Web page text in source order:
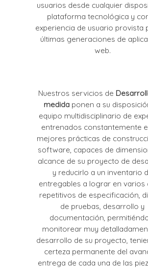
usuarios desde cualquier
plataforma tecnológica y
experiencia de usuario provista
últimas generaciones de
web.
Nuestros servicios de
medidaponen a su
equipo multidisciplinario de
entrenados constantemente
mejores prácticas de
software, capaces de
alcance de su proyecto de
y reducirlo a un inventario
entregables a lograr en varios
repetitivos de especificación,
de pruebas, desarrollo y
documentación,
monitorear muy
desarrollo de su proyecto,
certeza permanente del
entrega de cada una de las